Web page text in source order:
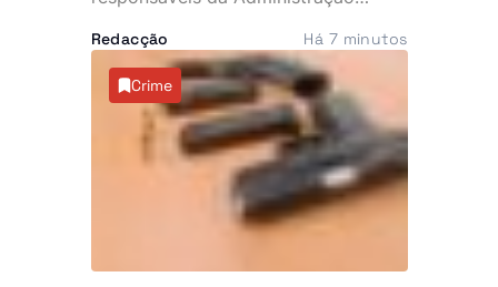
para lançar um apelo directo aos
empossados, sublinhando que o
Executivo espera resultados
concretos na resolução dos
principais problemas do país. No
mesmo dia, o Chefe de Estado
recebeu ainda o embaixador
cessante do Vietname em Angola,
Redacção Há 7 minutos
Crime